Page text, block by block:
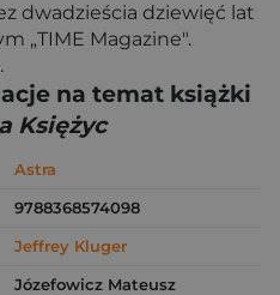
dwadzieścia dziewięć lat
„TIME Magazine".
na temat książki
Księżyc
Astra
9788368574098
Jeffrey Kluger
Józefowicz Mateusz